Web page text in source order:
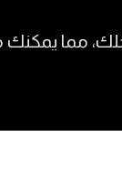
مما يمكنك